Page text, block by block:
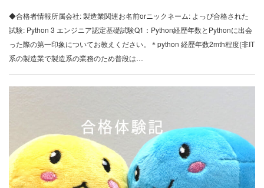
◆合格者情報所属会社: 製造業関連お名前orニックネーム: よっぴ合格された
試験: Python 3 エンジニア認定基礎試験Q1：Python経歴年数とPythonに出会
った際の第一印象についてお教えください。＊python 経歴年数2mth程度(非IT
系の製造業で製造系の業務のため普段は…